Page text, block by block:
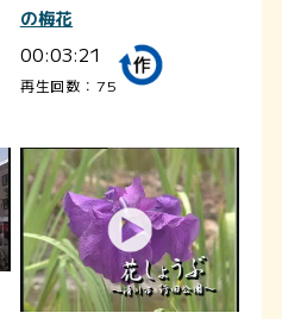
の梅花
00:03:21
再生回数：75